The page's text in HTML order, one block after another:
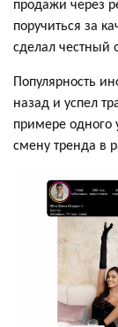
поручиться за
сделал честный
Популярность
назад и успел
примере одного
смену тренда в